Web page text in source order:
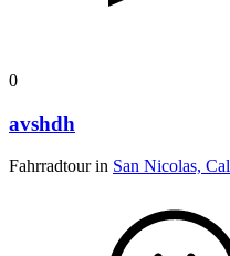
0
avshdh
Fahrradtour in San Nicolas,